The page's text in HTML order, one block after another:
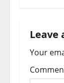
n
a
v
Leave
Your